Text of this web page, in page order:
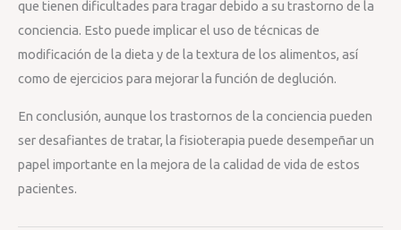
que tienen dificultades para tragar debido a su trastorno de la
conciencia. Esto puede implicar el uso de técnicas de
modificación de la dieta y de la textura de los alimentos, así
como de ejercicios para mejorar la función de deglución.
En conclusión, aunque los trastornos de la conciencia pueden
ser desafiantes de tratar, la fisioterapia puede desempeñar un
papel importante en la mejora de la calidad de vida de estos
pacientes.